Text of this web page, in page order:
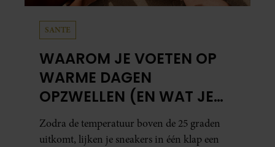
SANTE
WAAROM JE VOETEN OP
WARME DAGEN
OPZWELLEN (EN WAT JE
ERAAN KUNT DOEN)
Zodra de temperatuur boven de 25 graden
uitkomt, lijken je sneakers in één klap een